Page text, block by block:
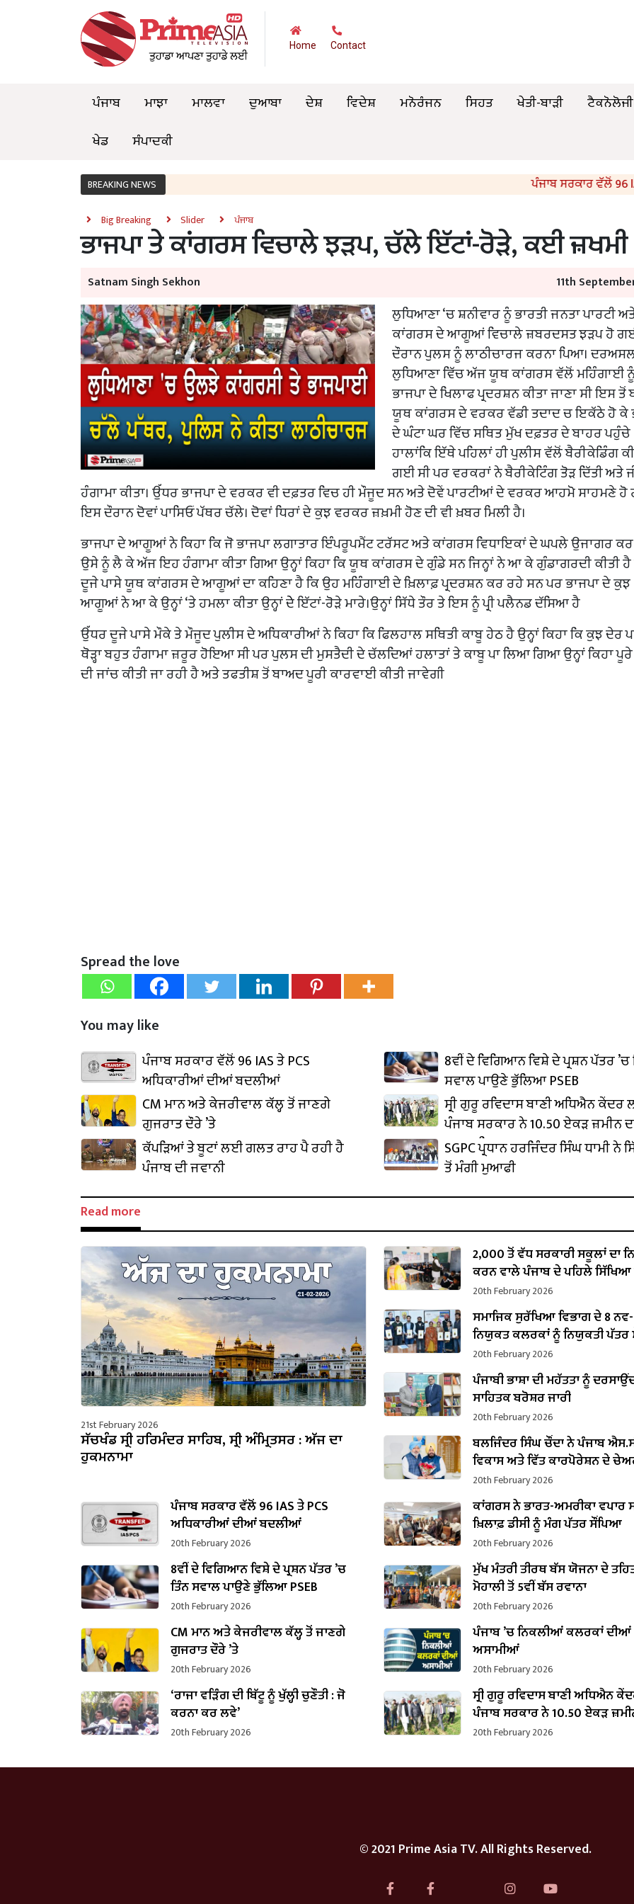
Home Contact
ਪੰਜਾਬ ਮਾਝਾ ਮਾਲਵਾ ਦੁਆਬਾ ਦੇਸ਼ ਵਿਦੇਸ਼ ਮਨੋਰੰਜਨ ਸਿਹਤ ਖੇਤੀ-ਬਾੜੀ ਟੈਕਨੋਲੋਜੀ
ਖੇਡ
ਸੰਪਾਦਕੀ
BREAKING NEWS ਪੰਜਾਬ ਸਰਕਾਰ ਵੱਲੋਂ 96 IAS
Big Breaking Slider ਪੰਜਾਬ
ਭਾਜਪਾ ਤੇ ਕਾਂਗਰਸ ਵਿਚਾਲੇ ਝੜਪ, ਚੱਲੇ ਇੱਟਾਂ-ਰੋੜੇ, ਕਈ ਜ਼ਖਮੀ
Satnam Singh Sekhon 11th
ਲੁਧਿਆਣਾ ‘ਚ ਸ਼ਨੀਵਾਰ ਨੂੰ ਭਾਰਤੀ ਜਨਤਾ ਪਾਰਟੀ
ਕਾਂਗਰਸ ਦੇ ਆਗੂਆਂ ਵਿਚਾਲੇ ਜ਼ਬਰਦਸਤ ਝੜਪ ਹੋ
ਦੌਰਾਨ ਪੁਲਸ ਨੂੰ ਲਾਠੀਚਾਰਜ ਕਰਨਾ ਪਿਆ।
ਲੁਧਿਆਣਾ ਵਿੱਚ ਅੱਜ ਯੂਥ ਕਾਂਗਰਸ ਵੱਲੋਂ ਮਹਿੰਗਾਈ
ਭਾਜਪਾ ਦੇ ਖਿਲਾਫ ਪ੍ਰਦਰਸ਼ਨ ਕੀਤਾ ਜਾਣਾ ਸੀ ਇਸ ਤੋਂ
ਯੂਥ ਕਾਂਗਰਸ ਦੇ ਵਰਕਰ ਵੱਡੀ ਤਦਾਦ ਚ ਇਕੱਠੇ ਹੋ ਕੇ
ਦੇ ਘੰਟਾ ਘਰ ਵਿੱਚ ਸਥਿਤ ਮੁੱਖ ਦਫ਼ਤਰ ਦੇ ਬਾਹਰ ਪਹੁੰਚੇ
ਹਾਲਾਂਕਿ ਇੱਥੇ ਪਹਿਲਾਂ ਹੀ ਪੁਲੀਸ ਵੱਲੋਂ ਬੈਰੀਕੇਡਿੰਗ
ਗਈ ਸੀ ਪਰ ਵਰਕਰਾਂ ਨੇ ਬੈਰੀਕੇਟਿੰਗ ਤੋੜ ਦਿੱਤੀ ਅਤੇ
ਹੰਗਾਮਾ ਕੀਤਾ। ਉੱਧਰ ਭਾਜਪਾ ਦੇ ਵਰਕਰ ਵੀ ਦਫ਼ਤਰ ਵਿਚ ਹੀ ਮੌਜੂਦ ਸਨ ਅਤੇ ਦੋਵੇਂ ਪਾਰਟੀਆਂ ਦੇ ਵਰਕਰ ਆਹਮੋ ਸਾਹਮਣੇ ਹੋ
ਇਸ ਦੌਰਾਨ ਦੋਵਾਂ ਪਾਸਿਓਂ ਪੱਥਰ ਚੱਲੇ। ਦੋਵਾਂ ਧਿਰਾਂ ਦੇ ਕੁਝ ਵਰਕਰ ਜ਼ਖ਼ਮੀ ਹੋਣ ਦੀ ਵੀ ਖ਼ਬਰ ਮਿਲੀ ਹੈ।
ਭਾਜਪਾ ਦੇ ਆਗੂਆਂ ਨੇ ਕਿਹਾ ਕਿ ਜੋ ਭਾਜਪਾ ਲਗਾਤਾਰ ਇੰਪਰੂਪਮੈਂਟ ਟਰੱਸਟ ਅਤੇ ਕਾਂਗਰਸ ਵਿਧਾਇਕਾਂ ਦੇ ਘਪਲੇ ਉਜਾਗਰ
ਉਸੇ ਨੂੰ ਲੈ ਕੇ ਅੱਜ ਇਹ ਹੰਗਾਮਾ ਕੀਤਾ ਗਿਆ ਉਨ੍ਹਾਂ ਕਿਹਾ ਕਿ ਯੂਥ ਕਾਂਗਰਸ ਦੇ ਗੁੰਡੇ ਸਨ ਜਿਨ੍ਹਾਂ ਨੇ ਆ ਕੇ ਗੁੰਡਾਗਰਦੀ ਕੀਤੀ
ਦੂਜੇ ਪਾਸੇ ਯੂਥ ਕਾਂਗਰਸ ਦੇ ਆਗੂਆਂ ਦਾ ਕਹਿਣਾ ਹੈ ਕਿ ਉਹ ਮਹਿੰਗਾਈ ਦੇ ਖ਼ਿਲਾਫ਼ ਪ੍ਰਦਰਸ਼ਨ ਕਰ ਰਹੇ ਸਨ ਪਰ ਭਾਜਪਾ ਦੇ ਕੁਝ
ਆਗੂਆਂ ਨੇ ਆ ਕੇ ਉਨ੍ਹਾਂ ‘ਤੇ ਹਮਲਾ ਕੀਤਾ ਉਨ੍ਹਾਂ ਦੇੇ ਇੱਟਾਂ-ਰੋੜੇ ਮਾਰੇ।ਉਨ੍ਹਾਂ ਸਿੱਧੇ ਤੌਰ ਤੇ ਇਸ ਨੂੰ ਪ੍ਰੀ ਪਲੈਨਡ ਦੱਸਿਆ ਹੈ
ਉੱਧਰ ਦੂਜੇ ਪਾਸੇ ਮੌਕੇ ਤੇ ਮੌਜੂਦ ਪੁਲੀਸ ਦੇ ਅਧਿਕਾਰੀਆਂ ਨੇ ਕਿਹਾ ਕਿ ਫਿਲਹਾਲ ਸਥਿਤੀ ਕਾਬੂ ਹੇਠ ਹੈ ਉਨ੍ਹਾਂ ਕਿਹਾ ਕਿ ਕੁਝ ਦੇਰ
ਥੋੜ੍ਹਾ ਬਹੁਤ ਹੰਗਾਮਾ ਜ਼ਰੂਰ ਹੋਇਆ ਸੀ ਪਰ ਪੁਲਸ ਦੀ ਮੁਸਤੈਦੀ ਦੇ ਚੱਲਦਿਆਂ ਹਲਾਤਾਂ ਤੇ ਕਾਬੂ ਪਾ ਲਿਆ ਗਿਆ ਉਨ੍ਹਾਂ ਕਿਹਾ
ਦੀ ਜਾਂਚ ਕੀਤੀ ਜਾ ਰਹੀ ਹੈ ਅਤੇ ਤਫਤੀਸ਼ ਤੋਂ ਬਾਅਦ ਪੂਰੀ ਕਾਰਵਾਈ ਕੀਤੀ ਜਾਵੇਗੀ
Spread the love
You may like
ਪੰਜਾਬ ਸਰਕਾਰ ਵੱਲੋਂ 96 IAS ਤੇ PCS
ਅਧਿਕਾਰੀਆਂ ਦੀਆਂ ਬਦਲੀਆਂ
8ਵੀਂ ਦੇ ਵਿਗਿਆਨ ਵਿਸ਼ੇ ਦੇ ਪ੍ਰਸ਼ਨ ਪੱਤਰ ’ਚ
ਸਵਾਲ ਪਾਉਣੇ ਭੁੱਲਿਆ PSEB
CM ਮਾਨ ਅਤੇ ਕੇਜਰੀਵਾਲ ਕੱਲ੍ਹ ਤੋਂ ਜਾਣਗੇ
ਗੁਜਰਾਤ ਦੌਰੇ ’ਤੇ
ਸ੍ਰੀ ਗੁਰੂ ਰਵਿਦਾਸ ਬਾਣੀ ਅਧਿਐਨ
ਪੰਜਾਬ ਸਰਕਾਰ ਨੇ 10.50 ਏਕੜ ਜ਼ਮੀਨ
ਕਬਜ਼ਾ ਲਿਆ
ਕੱਪੜਿਆਂ ਤੇ ਬੂਟਾਂ ਲਈ ਗਲਤ ਰਾਹ ਪੈ ਰਹੀ ਹੈ
ਪੰਜਾਬ ਦੀ ਜਵਾਨੀ
SGPC ਪ੍ਰਧਾਨ ਹਰਜਿੰਦਰ ਸਿੰਘ ਧਾਮੀ ਨੇ
ਤੋਂ ਮੰਗੀ ਮੁਆਫੀ
Read more
21st February 2026
ਸੱਚਖੰਡ ਸ੍ਰੀ ਹਰਿਮੰਦਰ ਸਾਹਿਬ, ਸ੍ਰੀ ਅੰਮ੍ਰਿਤਸਰ : ਅੱਜ ਦਾ
ਹੁਕਮਨਾਮਾ
2,000 ਤੋਂ ਵੱਧ ਸਰਕਾਰੀ ਸਕੂਲਾਂ ਦਾ
ਕਰਨ ਵਾਲੇ ਪੰਜਾਬ ਦੇ ਪਹਿਲੇ ਸਿੱਖਿਆ
ਬਣੇ ਹਰਜੋਤ ਸਿੰਘ ਬੈਂਸ
20th February 2026
ਸਮਾਜਿਕ ਸੁਰੱਖਿਆ ਵਿਭਾਗ ਦੇ 8 ਨਵ-
ਨਿਯੁਕਤ ਕਲਰਕਾਂ ਨੂੰ ਨਿਯੁਕਤੀ ਪੱਤਰ
20th February 2026
ਪੰਜਾਬੀ ਭਾਸ਼ਾ ਦੀ ਮਹੱਤਤਾ ਨੂੰ
ਸਾਹਿਤਕ ਬਰੋਸ਼ਰ ਜਾਰੀ
20th February 2026
ਬਲਜਿੰਦਰ ਸਿੰਘ ਚੌਂਦਾ ਨੇ ਪੰਜਾਬ
ਵਿਕਾਸ ਅਤੇ ਵਿੱਤ ਕਾਰਪੋਰੇਸ਼ਨ ਦੇ
ਵਜੋਂ ਸੰਭਾਲਿਆ ਕਾਰਜਭਾਰ
20th February 2026
ਪੰਜਾਬ ਸਰਕਾਰ ਵੱਲੋਂ 96 IAS ਤੇ PCS
ਅਧਿਕਾਰੀਆਂ ਦੀਆਂ ਬਦਲੀਆਂ
20th February 2026
ਕਾਂਗਰਸ ਨੇ ਭਾਰਤ-ਅਮਰੀਕਾ ਵਪਾਰ
ਖ਼ਿਲਾਫ਼ ਡੀਸੀ ਨੂੰ ਮੰਗ ਪੱਤਰ ਸੌਂਪਿਆ
20th February 2026
8ਵੀਂ ਦੇ ਵਿਗਿਆਨ ਵਿਸ਼ੇ ਦੇ ਪ੍ਰਸ਼ਨ ਪੱਤਰ ’ਚ
ਤਿੰਨ ਸਵਾਲ ਪਾਉਣੇ ਭੁੱਲਿਆ PSEB
20th February 2026
ਮੁੱਖ ਮੰਤਰੀ ਤੀਰਥ ਬੱਸ ਯੋਜਨਾ ਦੇ
ਮੋਹਾਲੀ ਤੋਂ 5ਵੀਂ ਬੱਸ ਰਵਾਨਾ
20th February 2026
CM ਮਾਨ ਅਤੇ ਕੇਜਰੀਵਾਲ ਕੱਲ੍ਹ ਤੋਂ ਜਾਣਗੇ
ਗੁਜਰਾਤ ਦੌਰੇ ’ਤੇ
20th February 2026
ਪੰਜਾਬ ’ਚ ਨਿਕਲੀਆਂ ਕਲਰਕਾਂ ਦੀਆਂ
ਅਸਾਮੀਆਂ
20th February 2026
‘ਰਾਜਾ ਵੜਿੰਗ ਦੀ ਬਿੱਟੂ ਨੂੰ ਖੁੱਲ੍ਹੀ ਚੁਣੌਤੀ : ਜੋ
ਕਰਨਾ ਕਰ ਲਵੇ’
20th February 2026
ਸ੍ਰੀ ਗੁਰੂ ਰਵਿਦਾਸ ਬਾਣੀ ਅਧਿਐਨ
ਪੰਜਾਬ ਸਰਕਾਰ ਨੇ 10.50 ਏਕੜ
ਕਬਜ਼ਾ ਲਿਆ
20th February 2026
© 2021 Prime Asia TV. All Rights Reserved.